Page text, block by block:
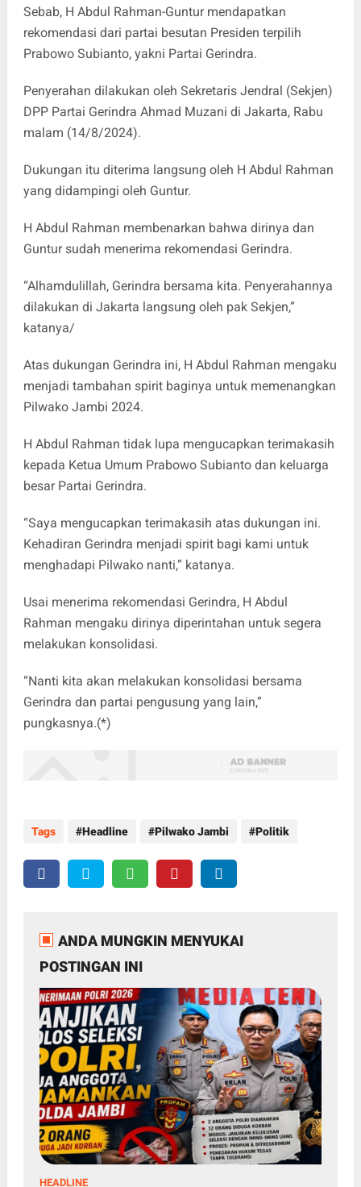
Sebab, H Abdul Rahman-Guntur mendapatkan
rekomendasi dari partai besutan Presiden terpilih
Prabowo Subianto, yakni Partai Gerindra.
Penyerahan dilakukan oleh Sekretaris Jendral (Sekjen)
DPP Partai Gerindra Ahmad Muzani di Jakarta, Rabu
malam (14/8/2024).
Dukungan itu diterima langsung oleh H Abdul Rahman
yang didampingi oleh Guntur.
H Abdul Rahman membenarkan bahwa dirinya dan
Guntur sudah menerima rekomendasi Gerindra.
“Alhamdulillah, Gerindra bersama kita. Penyerahannya
dilakukan di Jakarta langsung oleh pak Sekjen,”
katanya/
Atas dukungan Gerindra ini, H Abdul Rahman mengaku
menjadi tambahan spirit baginya untuk memenangkan
Pilwako Jambi 2024.
H Abdul Rahman tidak lupa mengucapkan terimakasih
kepada Ketua Umum Prabowo Subianto dan keluarga
besar Partai Gerindra.
“Saya mengucapkan terimakasih atas dukungan ini.
Kehadiran Gerindra menjadi spirit bagi kami untuk
menghadapi Pilwako nanti,” katanya.
Usai menerima rekomendasi Gerindra, H Abdul
Rahman mengaku dirinya diperintahan untuk segera
melakukan konsolidasi.
“Nanti kita akan melakukan konsolidasi bersama
Gerindra dan partai pengusung yang lain,”
pungkasnya.(*)
Tags Headline Pilwako Jambi Politik
ANDA MUNGKIN MENYUKAI
POSTINGAN INI
HEADLINE